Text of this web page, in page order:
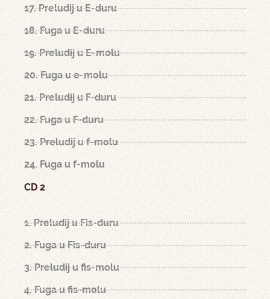
17. Preludij u E-duru
18. Fuga u E-duru
19. Preludij u E-molu
20. Fuga u e-molu
21. Preludij u F-duru
22. Fuga u F-duru
23. Preludij u f-molu
24. Fuga u f-molu
CD 2
1. Preludij u Fis-duru
2. Fuga u Fis-duru
3. Preludij u fis-molu
4. Fuga u fis-molu